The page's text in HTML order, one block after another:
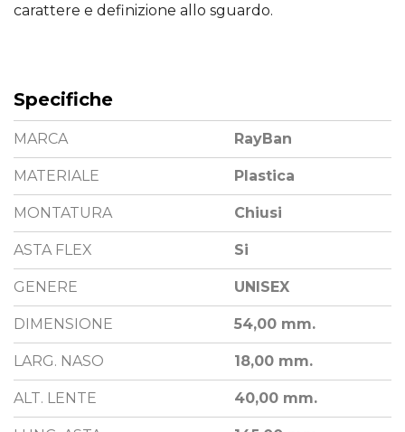
carattere e definizione allo sguardo.
Specifiche
MARCA RayBan
MATERIALE Plastica
MONTATURA Chiusi
ASTA FLEX Si
GENERE UNISEX
DIMENSIONE 54,00 mm.
LARG. NASO 18,00 mm.
ALT. LENTE 40,00 mm.